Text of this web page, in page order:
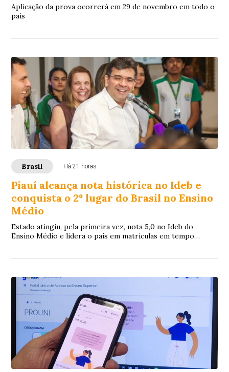
Aplicação da prova ocorrerá em 29 de novembro em todo o
país
Brasil Há 21 horas
Piauí alcança nota histórica no Ideb e
conquista o 2º lugar do Brasil no Ensino
Médio
Estado atingiu, pela primeira vez, nota 5,0 no Ideb do
Ensino Médio e lidera o país em matrículas em tempo